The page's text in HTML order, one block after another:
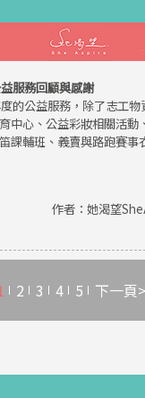
服務回顧與感謝
的公益服務，除了志工
中心、公益彩妝相關活動
課輔班、義賣與路跑賽事
作者：她渴望
2 3 4 5 下一頁>